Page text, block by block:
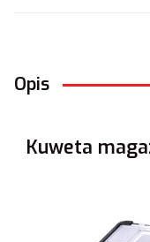
Opis
Kuweta